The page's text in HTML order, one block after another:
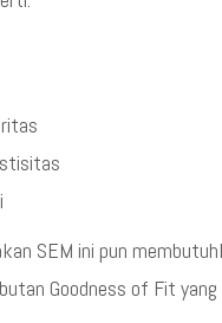
SEM ini pun
Goodness of Fit